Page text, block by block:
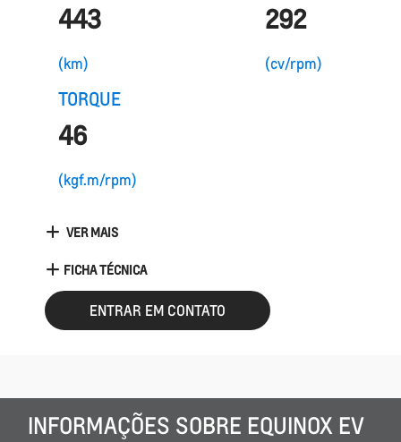
443
(km)
292
(cv/rpm)
TORQUE
46
(kgf.m/rpm)
VER MAIS
FICHA TÉCNICA
ENTRAR EM CONTATO
INFORMAÇÕES SOBRE EQUINOX EV